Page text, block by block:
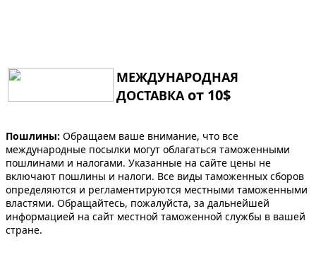
МЕЖДУНАРОДНАЯ
ДОСТАВКА от 10$
Пошлины: Обращаем ваше внимание, что все
международные посылки могут облагаться таможенными
пошлинами и налогами. Указанные на сайте цены не
включают пошлины и налоги. Все виды таможенных сборов
определяются и регламентируются местными таможенными
властями. Обращайтесь, пожалуйста, за дальнейшей
информацией на сайт местной таможенной службы в вашей
стране.